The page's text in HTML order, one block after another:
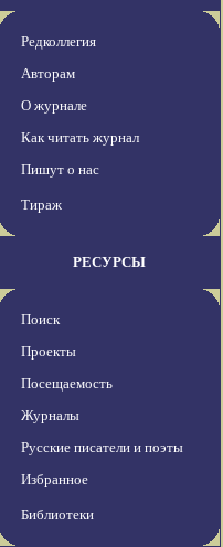
Редколлегия
Авторам
О журнале
Как читать журнал
Пишут о нас
Тираж
РЕСУРСЫ
Поиск
Проекты
Посещаемость
Журналы
Русские писатели и поэты
Избранное
Библиотеки